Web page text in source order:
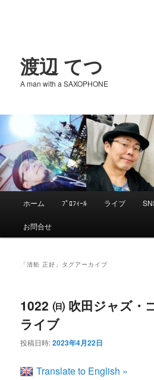
渡辺 てつ
A man with a SAXOPHONE
メ
イ
ン
コ
ン
テ
サ
ブ
コ
ン
テ
ン
ホーム ﾌﾟﾛﾌｨｰﾙ ライブ
お問合せ
「清舩 正好 」タグアーカイブ
1022 ㈰ 吹田ジャズ・
ライブ
投稿日時:2023年4月22日
Translate to English »